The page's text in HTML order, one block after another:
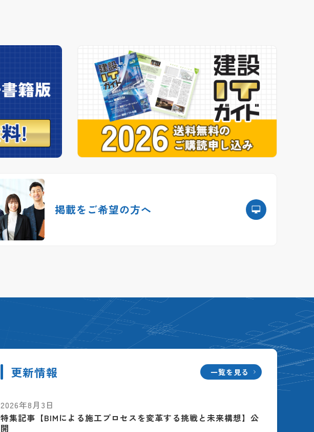
掲載を ご希望の方へ
更新情報 一覧を見る
2026年8月3日
特集記事【BIMによる施工プロセスを変革する挑戦と未来構想】公
開